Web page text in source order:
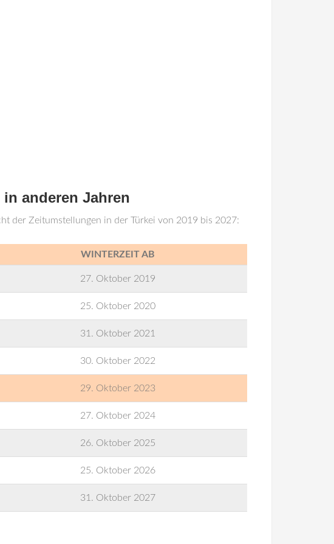
anderen Jahren
der Zeitumstellungen in der Türkei von 2019 bis 2027:
WINTERZEIT AB
27. Oktober 2019
25. Oktober 2020
31. Oktober 2021
30. Oktober 2022
29. Oktober 2023
27. Oktober 2024
26. Oktober 2025
25. Oktober 2026
31. Oktober 2027